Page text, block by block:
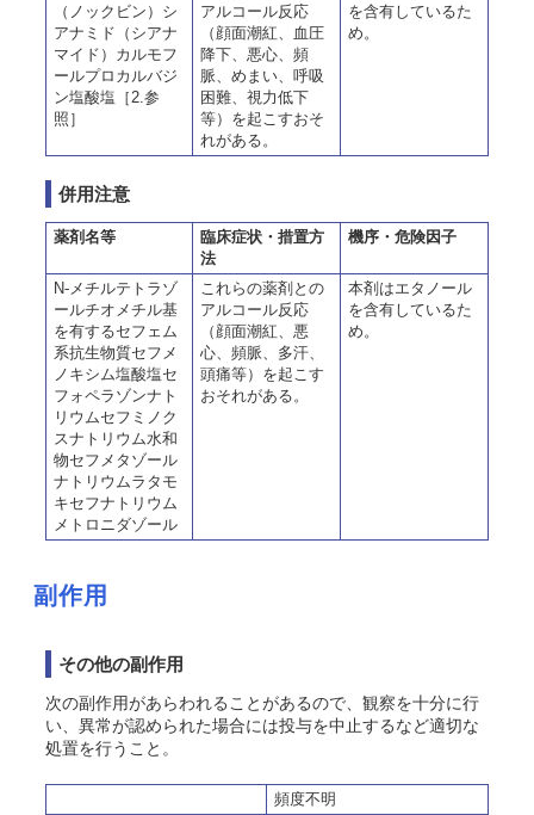
（ノックビン）シ
アナミド（シアナ
マイド）カルモフ
ールプロカルバジ
ン塩酸塩［2.参
照］
アルコール反応
（顔面潮紅、血圧
降下、悪心、頻
脈、めまい、呼吸
困難、視力低下
等）を起こすおそ
れがある。
を含有しているた
め。
併用注意
薬剤名等
臨床症状・措置方
法
機序・危険因子
N-メチルテトラゾ
ールチオメチル基
を有するセフェム
系抗生物質セフメ
ノキシム塩酸塩セ
フォペラゾンナト
リウムセフミノク
スナトリウム水和
物セフメタゾール
ナトリウムラタモ
キセフナトリウム
メトロニダゾール
これらの薬剤との
アルコール反応
（顔面潮紅、悪
心、頻脈、多汗、
頭痛等）を起こす
おそれがある。
本剤はエタノール
を含有しているた
め。
副作用
その他の副作用
次の副作用があらわれることがあるので、観察を十分に行
い、異常が認められた場合には投与を中止するなど適切な
処置を行うこと。
頻度不明